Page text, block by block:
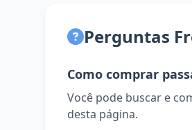
Perguntas
Como comprar
Você pode buscar e
desta página.